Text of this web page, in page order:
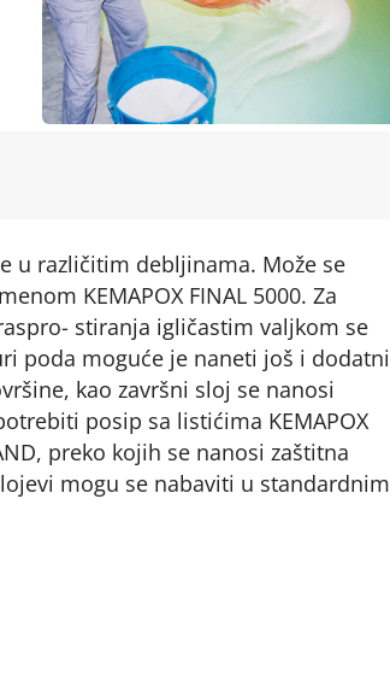
u različitim debljinama. Može se
KEMAPOX FINAL 5000. Za
stiranja igličastim valjkom se
poda moguće je naneti još i dodatni
kao završni sloj se nanosi
posip sa listićima KEMAPOX
preko kojih se nanosi zaštitna
mogu se nabaviti u standardnim